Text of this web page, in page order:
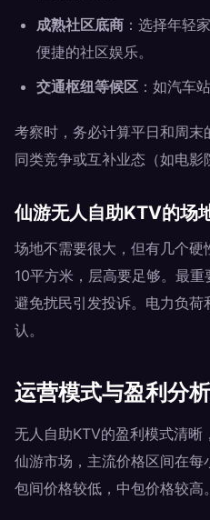
成熟社区底商 ：选择年轻
便捷的社区娱乐。
交通枢纽等候区 ：如汽车
考察时，务必计算平日和周
同类竞争或互补业态（如电影
仙游无人自助KTV的场
场地不需要很大，但有几个
10平方米，层高要足够。最重
避免扰民引发投诉。电力负
认。
运营模式与盈利分析
无人自助KTV的盈利模式清
仙游市场，主流价格区间在
包间价格较低，中包价格较高。